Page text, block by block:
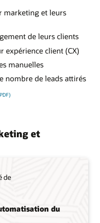
et leurs
de leurs clients
client (CX)
manuelles
nombre de leads attirés
et
de
du